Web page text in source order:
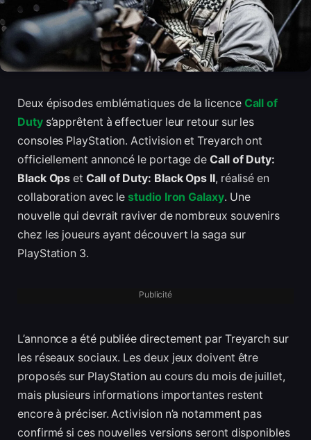
Deux épisodes emblématiques de la licence Call of
Dutys’apprêtent à effectuer leur retour sur les
consoles PlayStation. Activision et Treyarch ont
officiellement annoncé le portage deCall of Duty:
Black Ops et Call of Duty: Black Ops II, réalisé en
collaboration avec lestudio Iron Galaxy. Une
nouvelle qui devrait raviver de nombreux souvenirs
chez les joueurs ayant découvert la saga sur
PlayStation 3.
Publicité
L’annonce a été publiée directement par Treyarch sur
les réseaux sociaux. Les deux jeux doivent être
proposés sur PlayStation au cours du mois de juillet,
mais plusieurs informations importantes restent
encore à préciser. Activision n’a notamment pas
confirmé si ces nouvelles versions seront disponibles